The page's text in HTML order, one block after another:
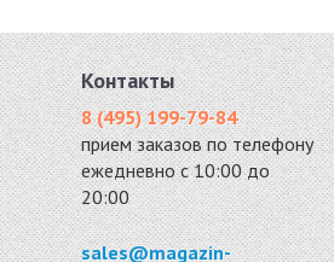
стекло, камень
286x300
руб. / кв.м.
стекло, камень
286x300
10277 руб. / кв.м.
-15% -15%
Контакты
8 (495) 199-79-84
прием заказов по телефону
ежедневно с 10:00 до
20:00
sales@magazin-